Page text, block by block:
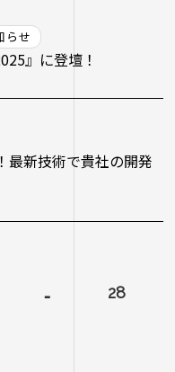
らせ
』に登壇！
最新技術で貴社の開発
… 28